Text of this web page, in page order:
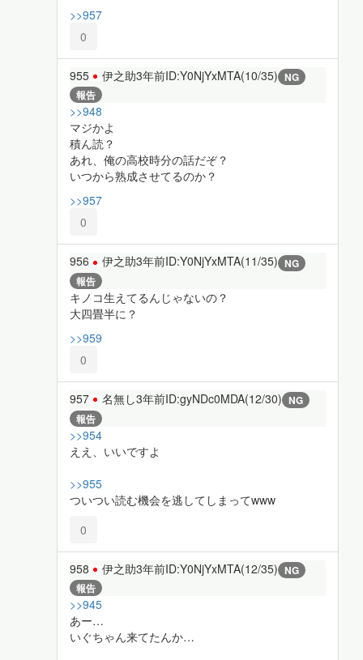
>>957
0
955 伊之助3年前ID:Y0NjYxMTA(10/35) NG
報告
>>948
マジかよ
積ん読？
あれ、俺の高校時分の話だぞ？
いつから熟成させてるのか？
>>957
0
956 伊之助3年前ID:Y0NjYxMTA(11/35) NG
報告
キノコ生えてるんじゃないの？
大四畳半に？
>>959
0
957 名無し3年前ID:gyNDc0MDA(12/30) NG
報告
>>954
ええ、いいですよ
>>955
ついつい読む機会を逃してしまってwww
0
958 伊之助3年前ID:Y0NjYxMTA(12/35) NG
報告
>>945
あー…
いぐちゃん来てたんか…